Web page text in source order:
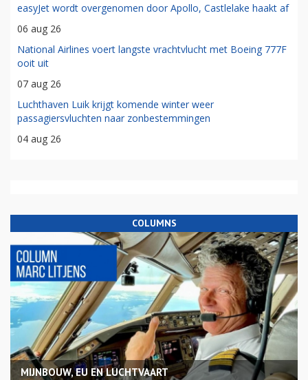
easyJet wordt overgenomen door Apollo, Castlelake haakt af
06 aug 26
National Airlines voert langste vrachtvlucht met Boeing 777F
ooit uit
07 aug 26
Luchthaven Luik krijgt komende winter weer
passagiersvluchten naar zonbestemmingen
04 aug 26
COLUMNS
MIJNBOUW, EU EN LUCHTVAART